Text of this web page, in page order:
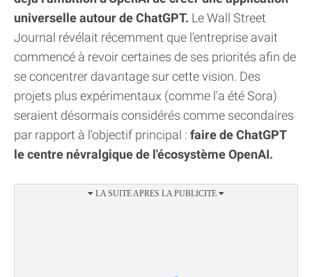
universelle autour de ChatGPT. Le Wall Street
Journal révélait récemment que l'entreprise avait
commencé à revoir certaines de ses priorités afin de
se concentrer davantage sur cette vision. Des
projets plus expérimentaux (comme l'a été Sora)
seraient désormais considérés comme secondaires
par rapport à l'objectif principal : faire de ChatGPT
le centre névralgique de l'écosystème OpenAI.